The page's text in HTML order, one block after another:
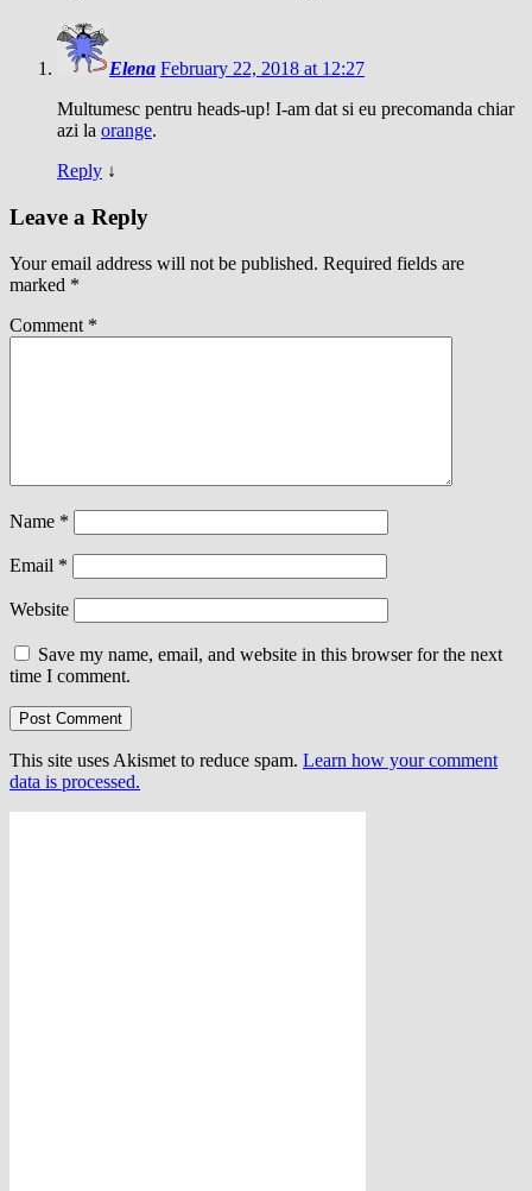
Elena February 22, 2018 at 12:27
Multumesc pentru heads-up! I-am dat si eu precomanda chiar
azi la orange.
Reply ↓
Leave a Reply
Your email address will not be published. Required fields are
marked *
Comment *
Name *
Email *
Website
Save my name, email, and website in this browser for the next
time I comment.
This site uses Akismet to reduce spam. Learn how your comment
data is processed.